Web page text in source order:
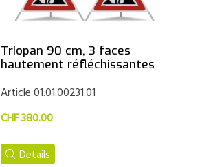
Triopan 90 cm, 3 faces
hautement réfléchissantes
Article 01.01.00231.01
CHF 380.00
Details